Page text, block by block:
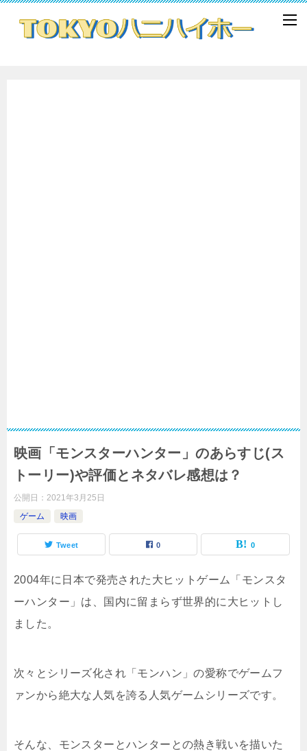
映画「モンスターハンター」のあらすじ(ス
トーリー)や評価とネタバレ感想は？
公開日： 2021年3月25日
ゲーム
映画
Tweet 0 0
2004年に日本で発売された大ヒットゲーム「モンスタ
ーハンター」は、国内に留まらず世界的に大ヒットし
ました。
次々とシリーズ化され「モンハン」の愛称でゲームフ
ァンから絶大な人気を誇る人気ゲームシリーズです。
そんな、モンスターとハンターとの熱き戦いを描いた